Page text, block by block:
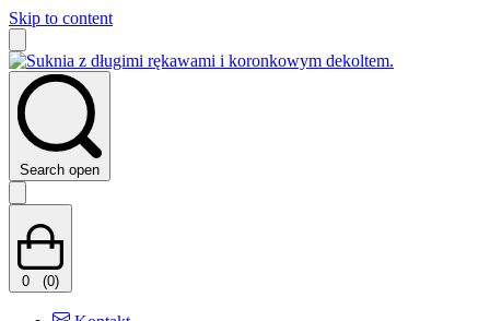
Skip to content
Search open
0 (0)